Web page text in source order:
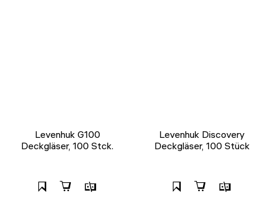
Levenhuk G100
Deckgläser, 100 Stck.
Levenhuk Discovery
Deckgläser, 100 Stück